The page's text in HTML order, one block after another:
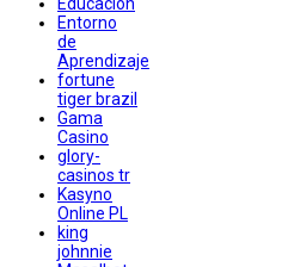
Educación
Entorno
de
Aprendizaje
fortune
tiger brazil
Gama
Casino
glory-
casinos tr
Kasyno
Online PL
king
johnnie